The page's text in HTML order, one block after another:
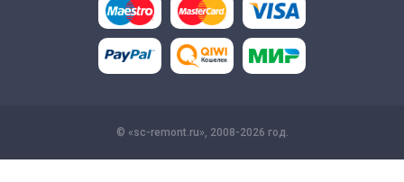
© «sc-remont.ru», 2008-2026 год.